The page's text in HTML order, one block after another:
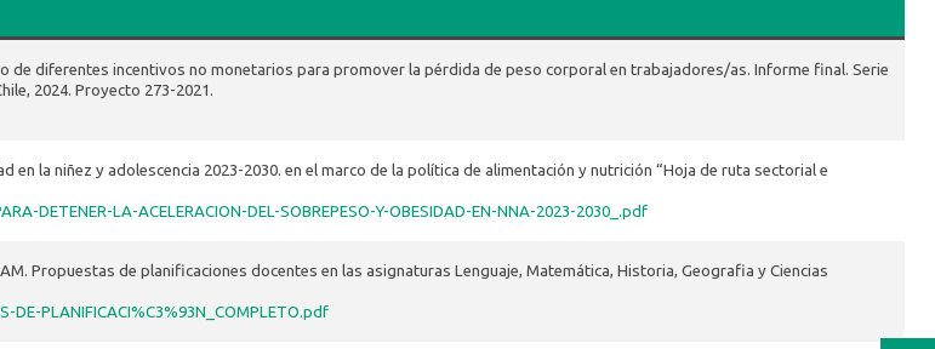
de diferentes incentivos no monetarios para promover la pérdida de peso corporal en trabajadores/as. Informe final. Serie
2024. Proyecto 273-2021.
la niñez y adolescencia 2023-2030. en el marco de la política de alimentación y nutrición “Hoja de ruta sectorial e
DETENER-LA-ACELERACION-DEL-SOBREPESO-Y-OBESIDAD-EN-NNA-2023-2030_.pdf
AM. Propuestas de planificaciones docentes en las asignaturas Lenguaje, Matemática, Historia, Geografia y Ciencias
PLANIFICACI%C3%93N_COMPLETO.pdf